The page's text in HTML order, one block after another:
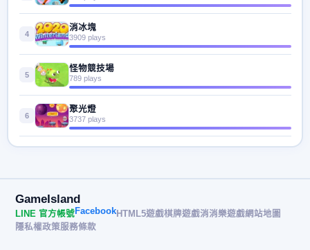
4
消冰塊
3909 plays
5
怪物競技場
789 plays
6
聚光燈
3737 plays
GameIsland
LINE 官方帳號FacebookHTML5遊戲棋牌遊戲消消樂遊戲網站地圖
隱私權政策服務條款